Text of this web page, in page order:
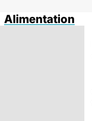
Alimentation